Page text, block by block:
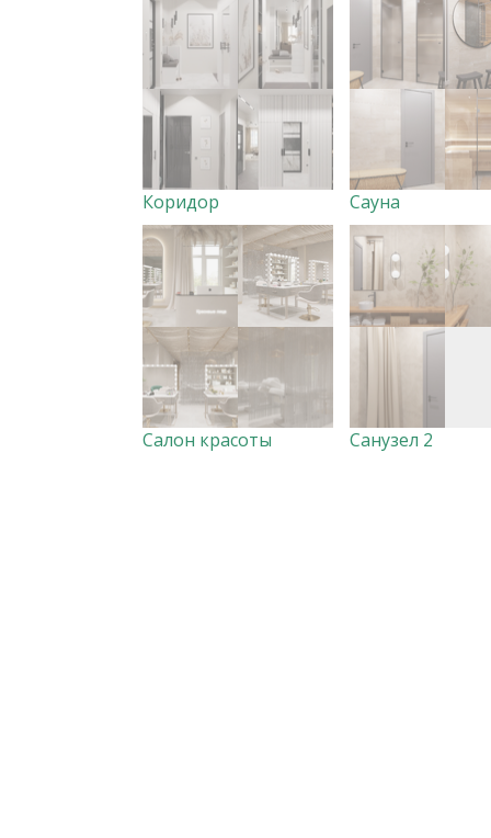
Коридор Сауна
Салон красоты Санузел 2